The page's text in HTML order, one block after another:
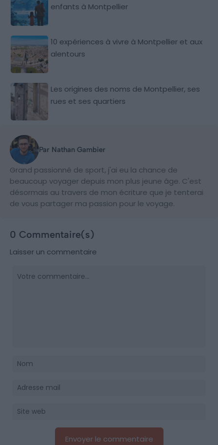
enfants à Montpellier
10 expériences à vivre à Montpellier et aux
alentours
Les origines des noms de Montpellier, ses
rues et ses quartiers
Par Nathan Gambier
Grand passionné de sport, j'ai eu la chance de
beaucoup voyager depuis mon plus jeune âge. C'est
désormais au travers de mon écriture que je tenterai
de vous partager ma passion pour le voyage.
0 Commentaire(s)
Laisser un commentaire